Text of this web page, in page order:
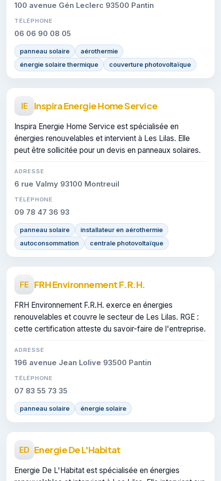
100 avenue Gén Leclerc 93500 Pantin
TÉLÉPHONE
06 06 90 08 05
panneau solaire
aérothermie
énergie solaire thermique
couverture photovoltaïque
IE Inspira Energie Home Service
Inspira Energie Home Service est spécialisée en
énergies renouvelables et intervient à Les Lilas. Elle
peut être sollicitée pour un devis en panneaux solaires.
ADRESSE
6 rue Valmy 93100 Montreuil
TÉLÉPHONE
09 78 47 36 93
panneau solaire
installateur en aérothermie
autoconsommation
centrale photovoltaïque
FE FRH Environnement F.R.H.
FRH Environnement F.R.H. exerce en énergies
renouvelables et couvre le secteur de Les Lilas. RGE :
cette certification atteste du savoir-faire de l'entreprise.
ADRESSE
196 avenue Jean Lolive 93500 Pantin
TÉLÉPHONE
07 83 55 73 35
panneau solaire énergie solaire
ED Energie De L'Habitat
Energie De L'Habitat est spécialisée en énergies